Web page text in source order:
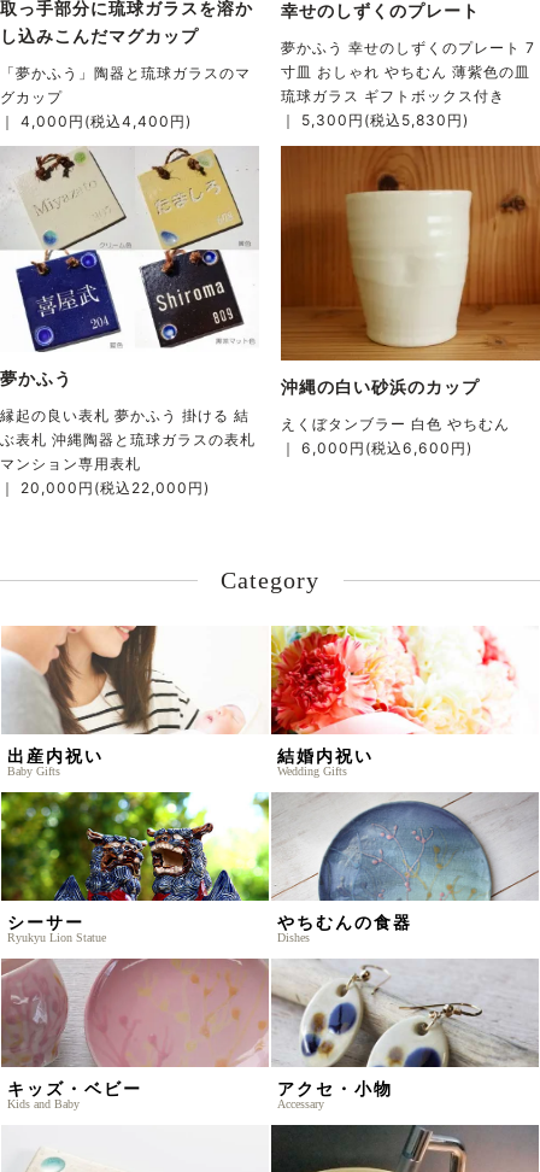
取っ手部分に琉球ガラスを溶か
し込みこんだマグカップ
「夢かふう」陶器と琉球ガラスのマ
グカップ
｜ 4,000円(税込4,400円)
幸せのしずくのプレート
夢かふう 幸せのしずくのプレート 7
寸皿 おしゃれ やちむん 薄紫色の皿
琉球ガラス ギフトボックス付き
｜ 5,300円(税込5,830円)
夢かふう
縁起の良い表札 夢かふう 掛ける 結
ぶ表札 沖縄陶器と琉球ガラスの表札
マンション専用表札
｜ 20,000円(税込22,000円)
沖縄の白い砂浜のカップ
えくぼタンブラー 白色 やちむん
｜ 6,000円(税込6,600円)
Category
出産内祝い
Baby Gifts
結婚内祝い
Wedding Gifts
シーサー
Ryukyu Lion Statue
やちむんの食器
Dishes
キッズ・ベビー
Kids and Baby
アクセ・小物
Accessary